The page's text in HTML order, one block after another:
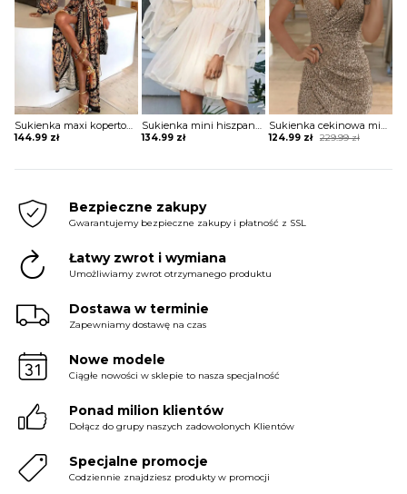
Sukienka maxi kopertowa w stylu boho
144.99 zł
Sukienka mini hiszpanka tiulowa z szerokimi rękawami
134.99 zł
Sukienka cekinowa mini z krótkim rękawem
229.99zł
Original
124.99 zł
Current
Bezpieczne zakupy
Gwarantujemy bezpieczne zakupy i płatność z SSL
Łatwy zwrot i wymiana
Umożliwiamy zwrot otrzymanego produktu
Dostawa w terminie
Zapewniamy dostawę na czas
Nowe modele
Ciągłe nowości w sklepie to nasza specjalność
Ponad milion klientów
Dołącz do grupy naszych zadowolonych Klientów
Specjalne promocje
Codziennie znajdziesz produkty w promocji